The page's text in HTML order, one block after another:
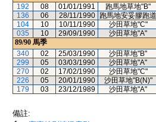
192
08 01/01/1991 跑馬地草地"B"
136
06 28/11/1990 跑馬地安妥膠跑道
104
10 10/11/1990 沙田草地"C"
035
10 29/09/1990 沙田草地"A"
89/90 馬季
340
02 25/03/1990 沙田草地"B"
299
05 03/03/1990 沙田草地"A"
270
02 17/02/1990 沙田草地"C"
226
05 20/01/1990 沙田草地"B(N)"
179
03 23/12/1989 沙田草地"A"
備註: